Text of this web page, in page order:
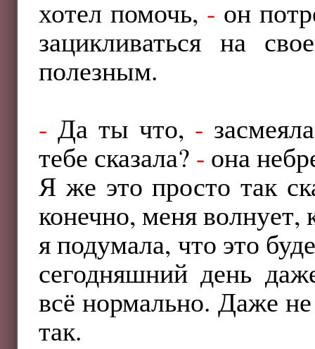
хотел помочь, - он
зацикливаться на
полезным.
- Да ты что, -
тебе сказала? - она
Я же это просто так
конечно, меня
я подумала, что это
сегодняшний день
всё нормально. Даже
так.